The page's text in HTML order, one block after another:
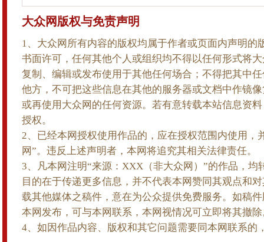
大众网版权与免责声明
1、大众网所有内容的版权均属于作者或页面内声明的
书面许可，任何其他个人或组织均不得以任何形式将
复制、编辑或发布使用于其他任何场合；不得把其中
他方，不可把这些信息在其他的服务器或文档中作镜
或再使用大众网的任何资源。若有意转载本站信息资
授权。
2、已经本网授权使用作品的，应在授权范围内使用，
网”。违反上述声明者，本网将追究其相关法律责任。
3、凡本网注明“来源：XXX（非大众网）”的作品，均
目的在于传递更多信息，并不代表本网赞同其观点和
载其他媒体之稿件，意在为公众提供免费服务。如稿
本网发布，可与本网联系，本网视情况可立即将其撤
4、如因作品内容、版权和其它问题需要同本网联系的